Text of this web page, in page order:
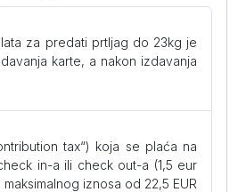
za predati prtljag do 23kg je
karte, a nakon izdavanja
tax“) koja se plaća na
in-a ili check out-a (1,5 eur
iznosa od 22,5 EUR